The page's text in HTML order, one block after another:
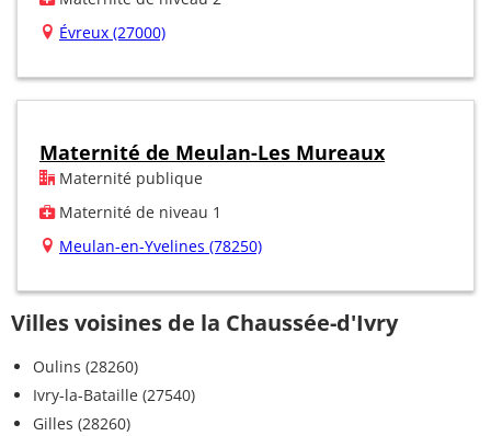
Évreux (27000)
Maternité de Meulan-Les Mureaux
Maternité publique
Maternité de niveau 1
Meulan-en-Yvelines (78250)
Villes voisines de la Chaussée-d'Ivry
Oulins (28260)
Ivry-la-Bataille (27540)
Gilles (28260)